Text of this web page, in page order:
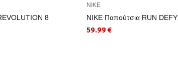
8
NIKE
NIKE Παπούτσια RUN DEFY
59.99 €